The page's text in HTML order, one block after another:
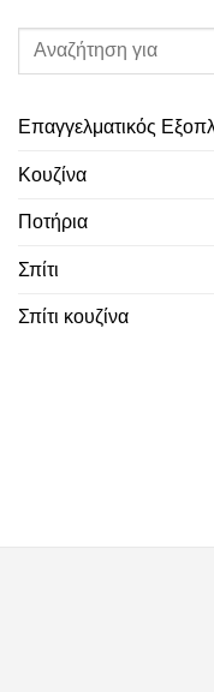
Επαγγελματικός
Κουζίνα
Ποτήρια
Σπίτι
Σπίτι κουζίνα